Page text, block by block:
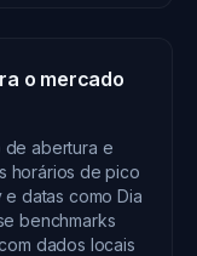
o mercado
de abertura e
horários de pico
datas como Dia
benchmarks
dados locais